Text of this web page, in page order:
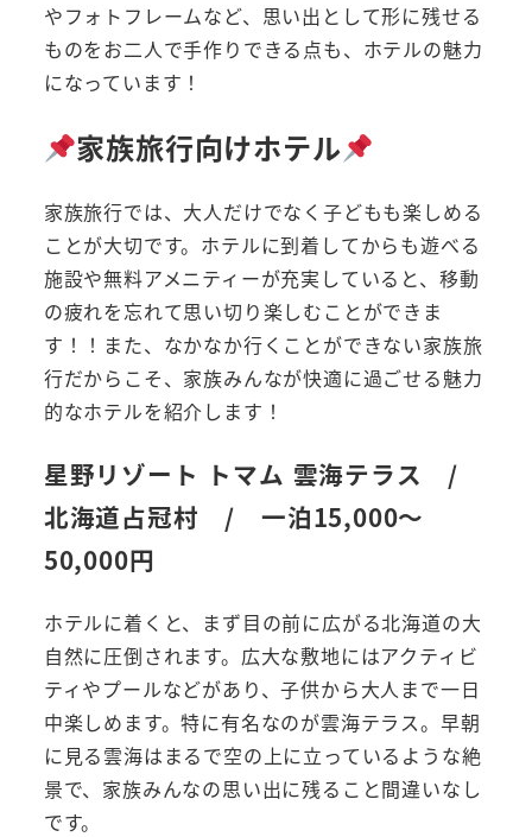
やフォトフレームなど、思い出として形に残せる
ものをお二人で手作りできる点も、ホテルの魅力
になっています！
家族旅行向けホテル
家族旅行では、大人だけでなく子どもも楽しめる
ことが大切です。ホテルに到着してからも遊べる
施設や無料アメニティーが充実していると、移動
の疲れを忘れて思い切り楽しむことができま
す！！また、なかなか行くことができない家族旅
行だからこそ、家族みんなが快適に過ごせる魅力
的なホテルを紹介します！
星野リゾート トマム 雲海テラス /
北海道占冠村 / 一泊15,000～
50,000円
ホテルに着くと、まず目の前に広がる北海道の大
自然に圧倒されます。広大な敷地にはアクティビ
ティやプールなどがあり、子供から大人まで一日
中楽しめます。特に有名なのが雲海テラス。早朝
に見る雲海はまるで空の上に立っているような絶
景で、家族みんなの思い出に残ること間違いなし
です。